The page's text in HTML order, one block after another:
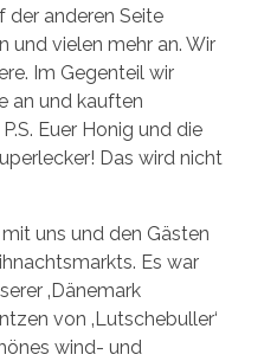
anderen Seite
und vielen mehr an. Wir
Im Gegenteil wir
an und kauften
Euer Honig und die
Das wird nicht
uns und den Gästen
Es war
‚Dänemark
von ‚Lutschebuller‘
wind- und